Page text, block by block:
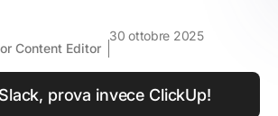
Content Editor
30 ottobre 2025
prova invece ClickUp!